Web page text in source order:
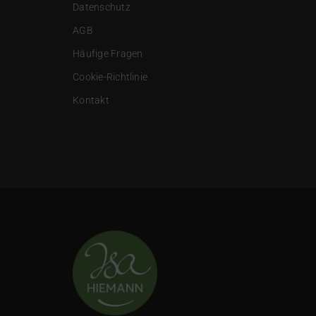
Datenschutz
AGB
Häufige Fragen
Cookie-Richtlinie
Kontakt